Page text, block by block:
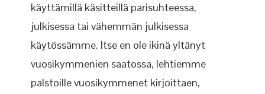
käyttämillä käsitteillä parisuhteessa,
julkisessa tai vähemmän julkisessa
käytössämme. Itse en ole ikinä yltänyt
vuosikymmenien saatossa, lehtiemme
palstoille vuosikymmenet kirjoittaen,